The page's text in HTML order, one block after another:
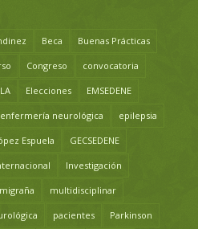
Beca Buenas Prácticas
Congreso convocatoria
Elecciones EMSEDENE
enfermería neurológica epilepsia
Espuela GECSEDENE
Investigación
migraña multidisciplinar
pacientes Parkinson